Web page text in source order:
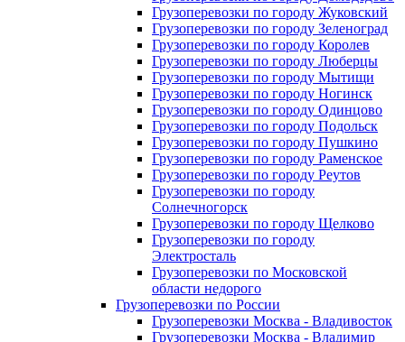
Грузоперевозки по городу Жуковский
Грузоперевозки по городу Зеленоград
Грузоперевозки по городу Королев
Грузоперевозки по городу Люберцы
Грузоперевозки по городу Мытищи
Грузоперевозки по городу Ногинск
Грузоперевозки по городу Одинцово
Грузоперевозки по городу Подольск
Грузоперевозки по городу Пушкино
Грузоперевозки по городу Раменское
Грузоперевозки по городу Реутов
Грузоперевозки по городу
Солнечногорск
Грузоперевозки по городу Щелково
Грузоперевозки по городу
Электросталь
Грузоперевозки по Московской
области недорого
Грузоперевозки по России
Грузоперевозки Москва - Владивосток
Грузоперевозки Москва - Владимир